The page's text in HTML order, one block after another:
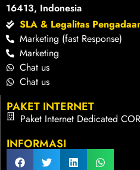
16413, Indonesia
SLA & Legalitas
Marketing (fast Response)
Marketing
Chat us
Chat us
PAKET INTERNET
Paket Internet Dedicated
INFORMASI